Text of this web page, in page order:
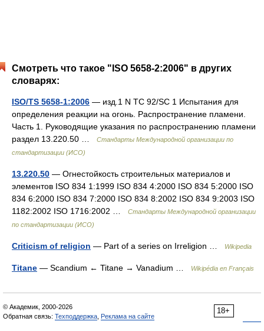
Смотреть что такое "ISO 5658-2:2006" в других
словарях:
ISO/TS 5658-1:2006 — изд.1 N TC 92/SC 1 Испытания для
определения реакции на огонь. Распространение пламени.
Часть 1. Руководящие указания по распространению пламени
раздел 13.220.50 …
Стандарты Международной организации по
стандартизации (ИСО)
13.220.50 — Огнестойкость строительных материалов и
элементов ISO 834 1:1999 ISO 834 4:2000 ISO 834 5:2000 ISO
834 6:2000 ISO 834 7:2000 ISO 834 8:2002 ISO 834 9:2003 ISO
1182:2002 ISO 1716:2002 …
Стандарты Международной организации
по стандартизации (ИСО)
Criticism of religion — Part of a series on Irreligion … Wikipedia
Titane — Scandium ← Titane → Vanadium … Wikipédia en Français
18+
© Академик, 2000-2026
Обратная связь: Техподдержка Реклама на сайте